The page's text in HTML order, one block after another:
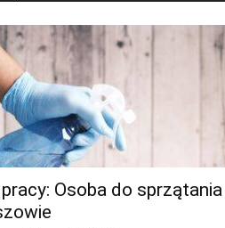
Osoba do sprzątania